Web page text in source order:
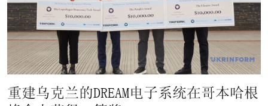
重建乌克兰的DREAM电子系统在哥本哈根